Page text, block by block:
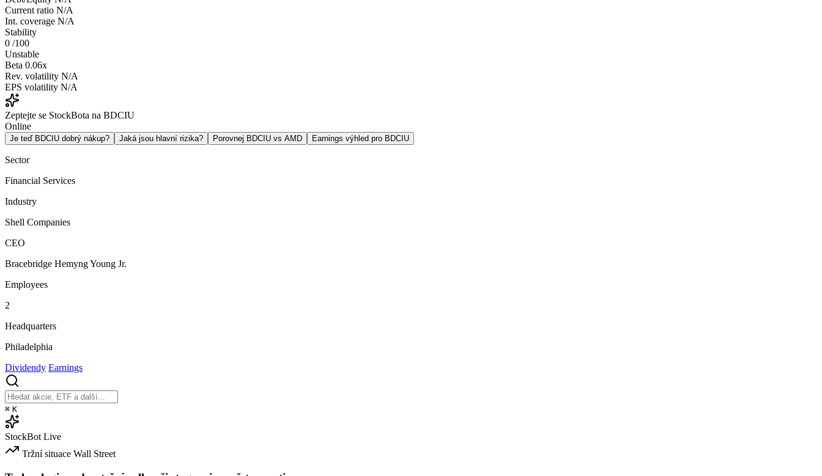
Current ratio N/A
Int. coverage N/A
Stability
0 /100
Unstable
Beta 0.06x
Rev. volatility N/A
EPS volatility N/A
Zeptejte se StockBota na BDCIU
Online
Je teď BDCIU dobrý nákup? Jaká jsou hlavní rizika? Porovnej BDCIU vs AMD Earnings výhled pro BDCIU
Sector
Financial Services
Industry
Shell Companies
CEO
Bracebridge Hemyng Young Jr.
Employees
2
Headquarters
Philadelphia
Dividendy Earnings
⌘ K
StockBot Live
Tržní situace Wall Street